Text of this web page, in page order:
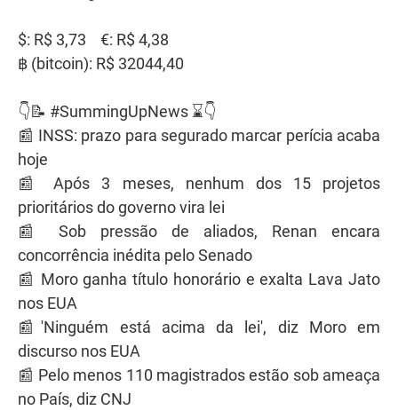
$: R$ 3,73 €: R$ 4,38
฿ (bitcoin): R$ 32044,40
👇📝 #SummingUpNews ⌛👇
📰 INSS: prazo para segurado marcar perícia acaba
hoje
📰 Após 3 meses, nenhum dos 15 projetos
prioritários do governo vira lei
📰 Sob pressão de aliados, Renan encara
concorrência inédita pelo Senado
📰 Moro ganha título honorário e exalta Lava Jato
nos EUA
📰'Ninguém está acima da lei', diz Moro em
discurso nos EUA
📰 Pelo menos 110 magistrados estão sob ameaça
no País, diz CNJ